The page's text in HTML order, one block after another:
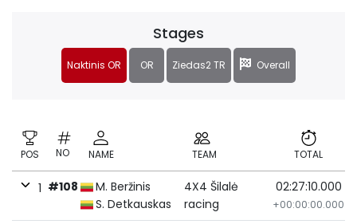
Stages
Naktinis OR OR Ziedas2 TR Overall
POS NO NAME TEAM TOTAL
1 #108
M. Beržinis
S. Detkauskas
4X4 Šilalė
racing
02:27:10.000
+00:00:00.000